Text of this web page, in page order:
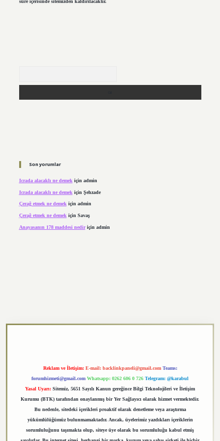
süre içerisinde sitemizden kaldırılacaktır.
Son yorumlar
Icrada alacaklı ne demek için admin
Icrada alacaklı ne demek için Şehzade
Çerağ etmek ne demekiçin admin
Çerağ etmek ne demek için Savaş
Anayasanın 178 maddesi nediriçin admin
Reklam ve İletişim: E-mail: backlinkpaneli@gmail.com Teams:
forumhizmeti@gmail.com Whatsapp: 0262 606 0 726 Telegram: @karabul
Yasal Uyarı: Sitemiz, 5651 Sayılı Kanun gereğince Bilgi Teknolojileri ve İletişim
Kurumu (BTK) tarafından onaylanmış bir Yer Sağlayıcı olarak hizmet vermektedir.
Bu nedenle, sitedeki içerikleri proaktif olarak denetleme veya araştırma
yükümlülüğümüz bulunmamaktadır. Ancak, üyelerimiz yazdıkları içeriklerin
sorumluluğunu taşımakta olup, siteye üye olarak bu sorumluluğu kabul etmiş